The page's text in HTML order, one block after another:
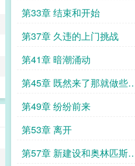
第33章 结束和开始
第37章 久违的上门挑战
第41章 暗潮涌动
第45章 既然来了那就做些
么吧
第49章 纷纷前来
第53章 离开
第57章 新建设和奥林匹斯